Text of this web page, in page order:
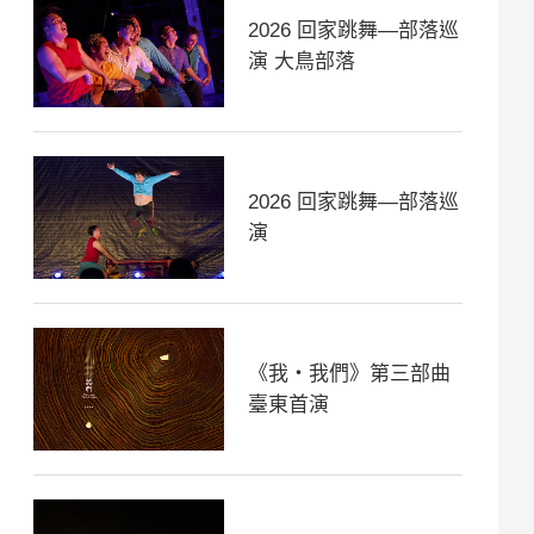
2026 回家跳舞—部落巡
演 大鳥部落
2026 回家跳舞—部落巡
演
《我・我們》第三部曲
臺東首演